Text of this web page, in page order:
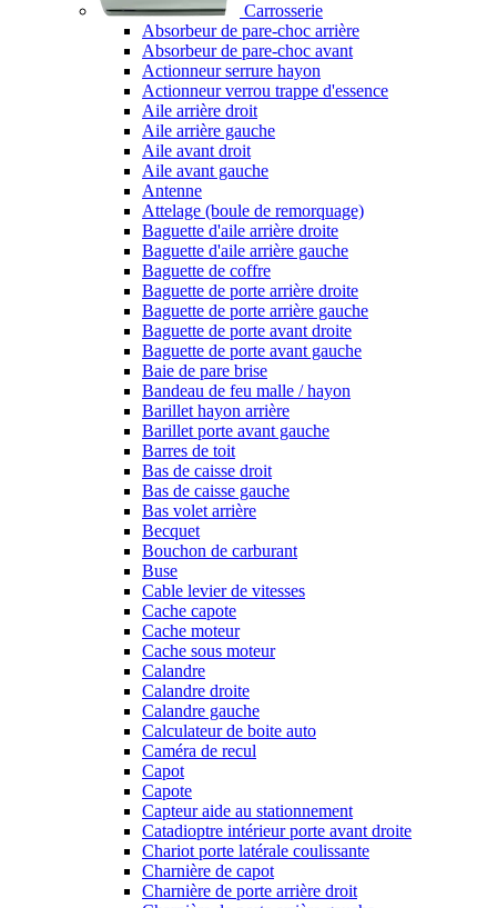
Carrosserie
Absorbeur de pare-choc arrière
Absorbeur de pare-choc avant
Actionneur serrure hayon
Actionneur verrou trappe d'essence
Aile arrière droit
Aile arrière gauche
Aile avant droit
Aile avant gauche
Antenne
Attelage (boule de remorquage)
Baguette d'aile arrière droite
Baguette d'aile arrière gauche
Baguette de coffre
Baguette de porte arrière droite
Baguette de porte arrière gauche
Baguette de porte avant droite
Baguette de porte avant gauche
Baie de pare brise
Bandeau de feu malle / hayon
Barillet hayon arrière
Barillet porte avant gauche
Barres de toit
Bas de caisse droit
Bas de caisse gauche
Bas volet arrière
Becquet
Bouchon de carburant
Buse
Cable levier de vitesses
Cache capote
Cache moteur
Cache sous moteur
Calandre
Calandre droite
Calandre gauche
Calculateur de boite auto
Caméra de recul
Capot
Capote
Capteur aide au stationnement
Catadioptre intérieur porte avant droite
Chariot porte latérale coulissante
Charnière de capot
Charnière de porte arrière droit